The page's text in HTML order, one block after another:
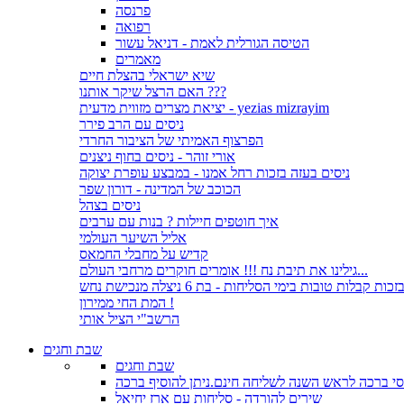
פרנסה
רפואה
הטיסה הגורלית לאמת - דניאל עשור
מאמרים
שיא ישראלי בהצלת חיים
האם הרצל שיקר אותנו ???
יציאת מצרים מזווית מדעית - yezias mizrayim
ניסים עם הרב פירר
הפרצוף האמיתי של הציבור החרדי
אורי זוהר - ניסים בחוף ניצנים
ניסים בעזה בזכות רחל אמנו - במבצע עופרת יצוקה
הכוכב של המדינה - דורון שפר
ניסים בצהל
איך חוטפים חיילות ? בנות עם ערבים
אליל השיער העולמי
קדיש על מחבלי החמאס
גילינו את תיבת נח !!! אומרים חוקרים מרחבי העולם...
בזכות קבלות טובות בימי הסליחות - בת 6 ניצלה מנכישת נחש
המת החי ממירון !
הרשב"י הציל אותי
שבת וחגים
שבת וחגים
ברכה לראש השנה לשליחה חינם.ניתן להוסיף ברכה
שירים להורדה - סליחות עם ארז יחיאל